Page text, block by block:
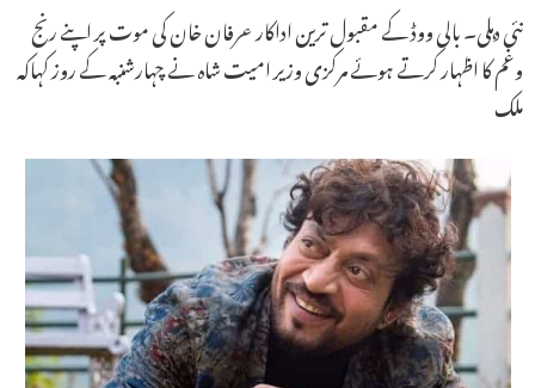
نئی دہلی۔ بالی ووڈ کے مقبول ترین اداکار عرفان خان کی موت پر اپنے رنج
وغم کا اظہار کرتے ہوئے مرکزی وزیر امیت شاہ نے چہارشنبہ کے روز کہاکہ
ملک